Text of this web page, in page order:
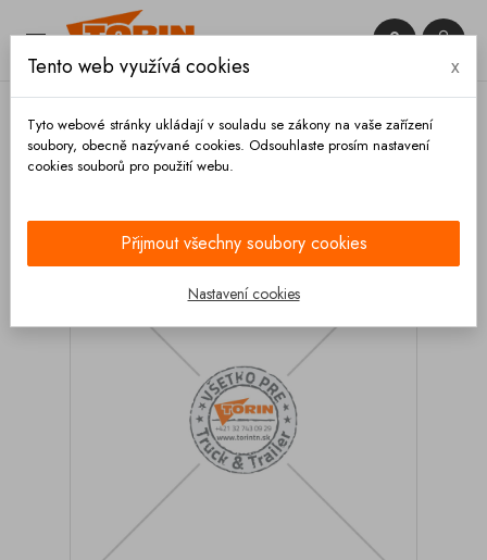
 

Tento web využívá cookies x
Tyto webové stránky ukládají v souladu se zákony na vaše zařízení
soubory, obecně nazývané cookies. Odsouhlaste prosím nastavení
cookies souborů pro použití webu.
Přijmout všechny soubory cookies
Nastavení cookies